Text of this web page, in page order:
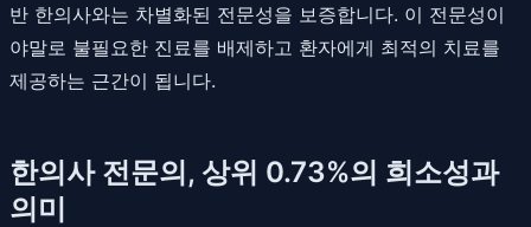
반 한의사와는 차별화된 전문성을 보증합니다. 이 전문성이
야말로 불필요한 진료를 배제하고 환자에게 최적의 치료를
제공하는 근간이 됩니다.
한의사 전문의, 상위 0.73%의 희소성과
의미